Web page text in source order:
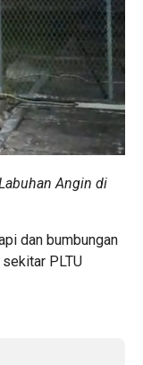
Angin di
dan bumbungan
PLTU